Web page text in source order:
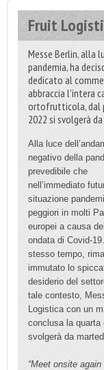
Fruit
Messe Berlin, alla
pandemia, ha
dedicato al
abbraccia l'intera
ortofrutticola, dal
2022 si svolgerà
Alla luce
negativo della
prevedibile che
nell’immediato
situazione
peggiori in molti
europei a causa
ondata di Covid-
stesso tempo,
immutato lo
desiderio del
tale contesto,
Logistica con un
conclusa la quarta
svolgerà da
“Meet onsite